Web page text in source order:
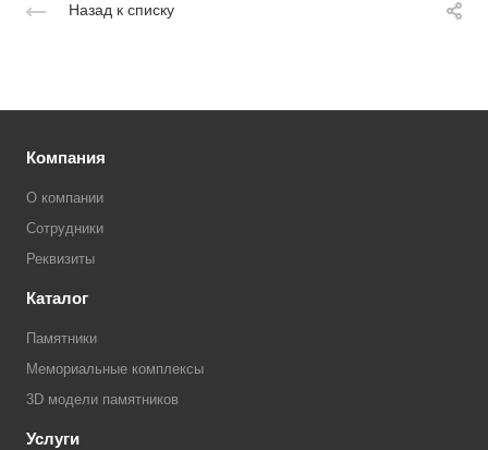
Назад к списку
Компания
О компании
Сотрудники
Реквизиты
Каталог
Памятники
Мемориальные комплексы
3D модели памятников
Услуги